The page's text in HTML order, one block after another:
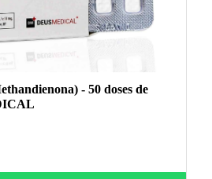
- 50 doses de